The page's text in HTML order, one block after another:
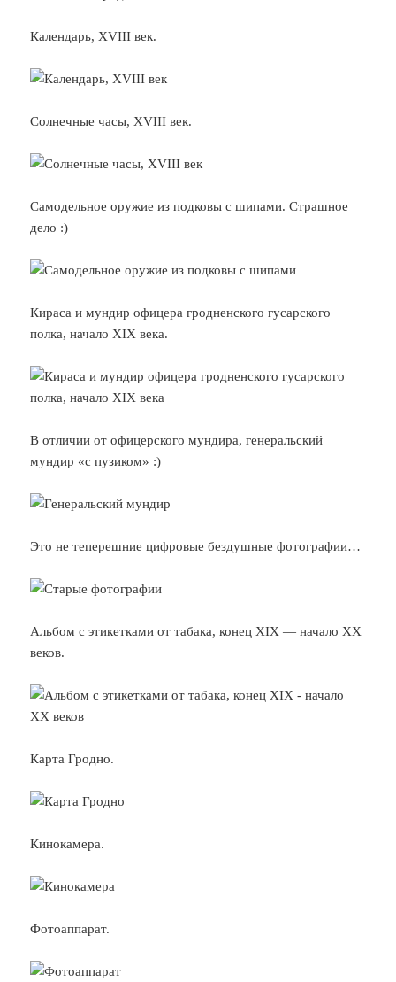
Календарь, XVIII век.
Солнечные часы, XVIII век.
Самодельное оружие из подковы с шипами. Страшное
дело :)
Кираса и мундир офицера гродненского гусарского
полка, начало XIX века.
В отличии от офицерского мундира, генеральский
мундир «с пузиком» :)
Это не теперешние цифровые бездушные фотографии…
Альбом с этикетками от табака, конец XIX — начало XX
веков.
Карта Гродно.
Кинокамера.
Фотоаппарат.